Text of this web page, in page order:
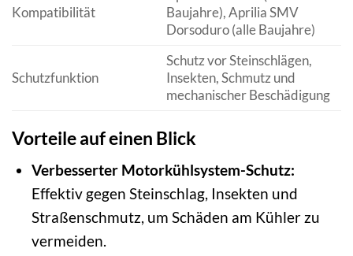
Kompatibilität
Baujahre), Aprilia SMV
Dorsoduro (alle Baujahre)
Schutzfunktion
Schutz vor Steinschlägen,
Insekten, Schmutz und
mechanischer Beschädigung
Vorteile auf einen Blick
Verbesserter Motorkühlsystem-Schutz:
Effektiv gegen Steinschlag, Insekten und
Straßenschmutz, um Schäden am Kühler zu
vermeiden.